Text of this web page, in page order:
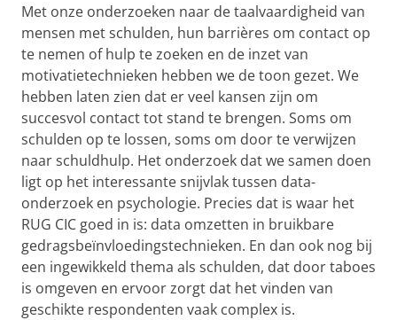
Met onze onderzoeken naar de taalvaardigheid van
mensen met schulden, hun barrières om contact op
te nemen of hulp te zoeken en de inzet van
motivatietechnieken hebben we de toon gezet. We
hebben laten zien dat er veel kansen zijn om
succesvol contact tot stand te brengen. Soms om
schulden op te lossen, soms om door te verwijzen
naar schuldhulp. Het onderzoek dat we samen doen
ligt op het interessante snijvlak tussen data-
onderzoek en psychologie. Precies dat is waar het
RUG CIC goed in is: data omzetten in bruikbare
gedragsbeïnvloedingstechnieken. En dan ook nog bij
een ingewikkeld thema als schulden, dat door taboes
is omgeven en ervoor zorgt dat het vinden van
geschikte respondenten vaak complex is.